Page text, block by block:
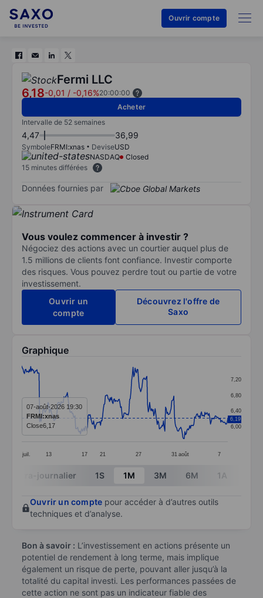
Ouvrir compte
Fermi LLC
6,18-0,01 / -0,16%20:00:00
Acheter
Intervalle de 52 semaines
4,47 36,99
SymboleFRMI:xnas DeviseUSD
NASDAQ
Closed
15 minutes différées
Données fournies par
Vous voulez commencer à investir ?
Négociez des actions avec un courtier auquel plus de
1.5 millions de clients font confiance. Investir comporte
des risques. Vous pouvez perdre tout ou partie de votre
investissement.
Ouvrir un
compte
Découvrez l'offre de
Saxo
Graphique
Line chart with 299 data points.
The chart has 1 X axis displaying categories.
The chart has 1 Y axis displaying values. Data ranges
juil. 13 17 21 27 31 août 7
6,00
6,40
6,80
7,20
6,19
07-août-2026 19:30
FRMI:xnas
Close6,17
End of interactive chart.
Intra-journalier 1S 1M 3M 6M 1A
Ouvrir un compte pour accéder à d’autres outils
techniques et d’analyse.
Bon à savoir : L’investissement en actions présente un
potentiel de rendement à long terme, mais implique
également un risque de perte, pouvant aller jusqu’à la
totalité du capital investi. Les performances passées de
cette action ne sont pas un indicateur fiable des